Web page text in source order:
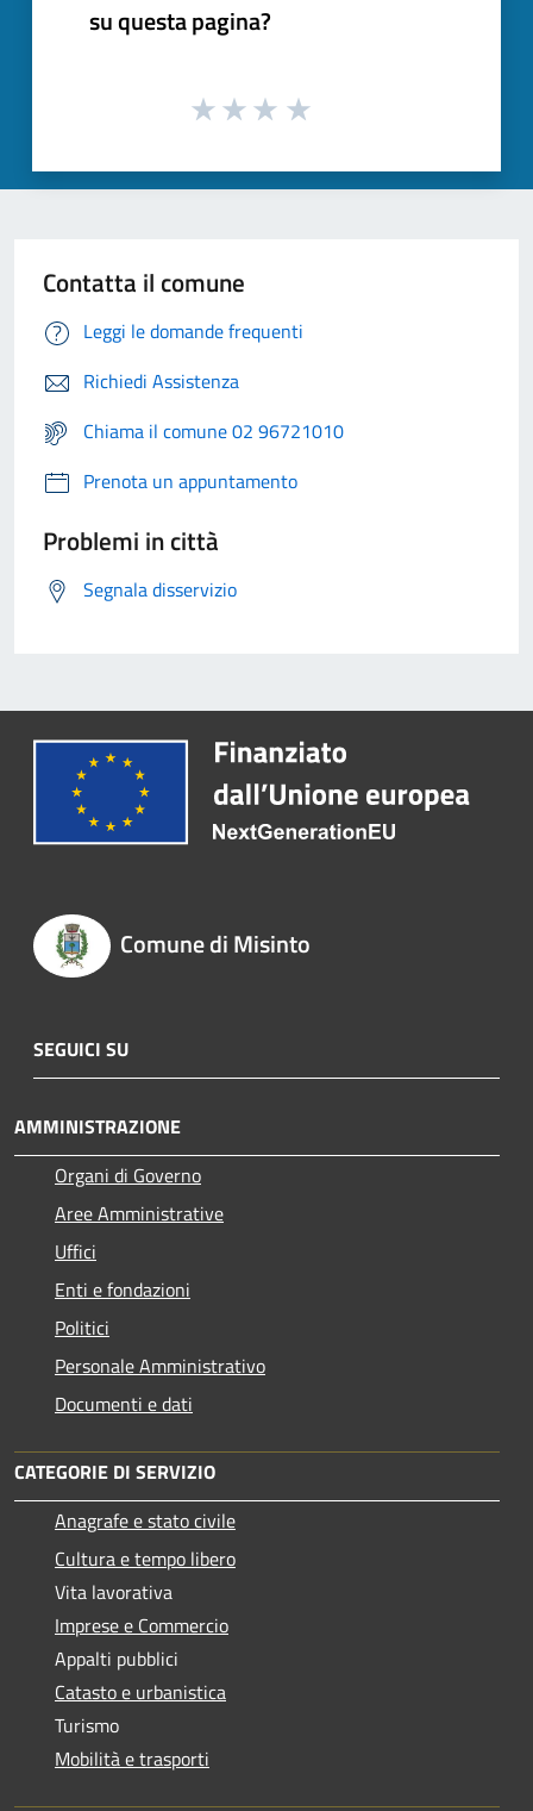
su questa pagina?
Contatta il comune
Leggi le domande frequenti
Richiedi Assistenza
Chiama il comune 02 96721010
Prenota un appuntamento
Problemi in città
Segnala disservizio
Comune di Misinto
SEGUICI SU
AMMINISTRAZIONE
Organi di Governo
Aree Amministrative
Uffici
Enti e fondazioni
Politici
Personale Amministrativo
Documenti e dati
CATEGORIE DI SERVIZIO
Anagrafe e stato civile
Cultura e tempo libero
Vita lavorativa
Imprese e Commercio
Appalti pubblici
Catasto e urbanistica
Turismo
Mobilità e trasporti